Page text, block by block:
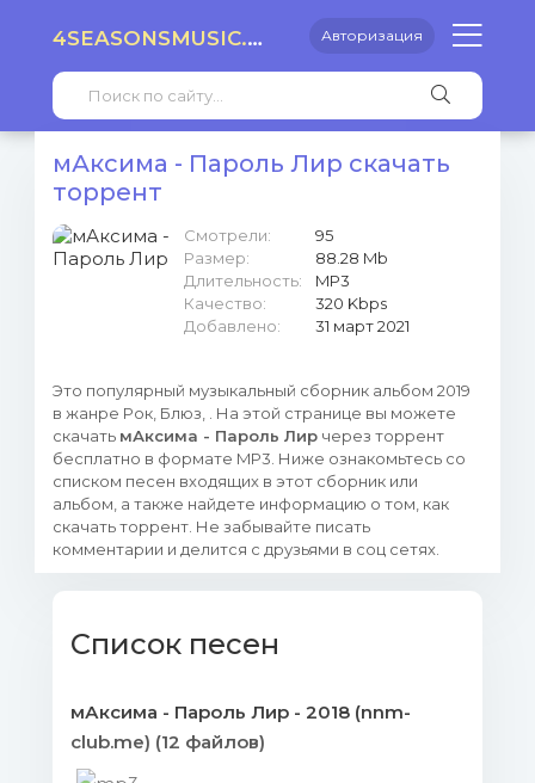
4SEASONSMUSIC.RU Авторизация
мАксима - Пароль Лир скачать
торрент
Смотрели:
95
Размер:
88.28 Mb
Длительность:
MP3
Качество:
320 Kbps
Добавлено:
31 март 2021
Это популярный музыкальный сборник альбом 2019
в жанре Рок, Блюз, . На этой странице вы можете
скачать мАксима - Пароль Лир через торрент
бесплатно в формате MP3. Ниже ознакомьтесь со
списком песен входящих в этот сборник или
альбом, а также найдете информацию о том, как
скачать торрент. Не забывайте писать
комментарии и делится с друзьями в соц сетях.
Список песен
мАксима - Пароль Лир - 2018 (nnm-
club.me) (12 файлов)